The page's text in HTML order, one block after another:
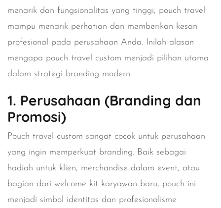
menarik dan fungsionalitas yang tinggi, pouch travel
mampu menarik perhatian dan memberikan kesan
profesional pada perusahaan Anda. Inilah alasan
mengapa pouch travel custom menjadi pilihan utama
dalam strategi branding modern.
1. Perusahaan (Branding dan
Promosi)
Pouch travel custom sangat cocok untuk perusahaan
yang ingin memperkuat branding. Baik sebagai
hadiah untuk klien, merchandise dalam event, atau
bagian dari welcome kit karyawan baru, pouch ini
menjadi simbol identitas dan profesionalisme